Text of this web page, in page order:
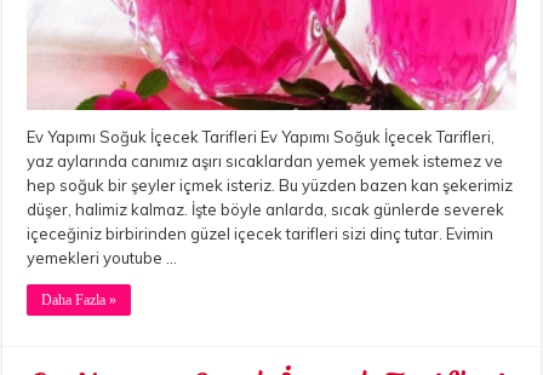
Ev Yapımı Soğuk İçecek Tarifleri Ev Yapımı Soğuk İçecek Tarifleri,
yaz aylarında canımız aşırı sıcaklardan yemek yemek istemez ve
hep soğuk bir şeyler içmek isteriz. Bu yüzden bazen kan şekerimiz
düşer, halimiz kalmaz. İşte böyle anlarda, sıcak günlerde severek
içeceğiniz birbirinden güzel içecek tarifleri sizi dinç tutar. Evimin
yemekleri youtube …
Daha Fazla »